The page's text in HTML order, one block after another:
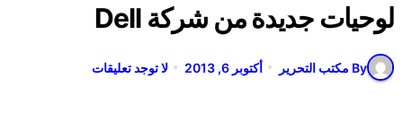
لوحيات جديدة من شركة Dell
By مكتب التحرير أكتوبر 6, 2013 لا توجد تعليقات